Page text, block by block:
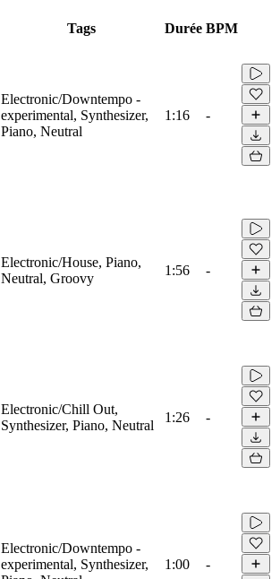
Tags Durée BPM
Electronic/Downtempo -
experimental, Synthesizer,
Piano, Neutral
1:16 -
Electronic/House, Piano,
Neutral, Groovy
1:56 -
Electronic/Chill Out,
Synthesizer, Piano, Neutral
1:26 -
Electronic/Downtempo -
experimental, Synthesizer,
1:00 -